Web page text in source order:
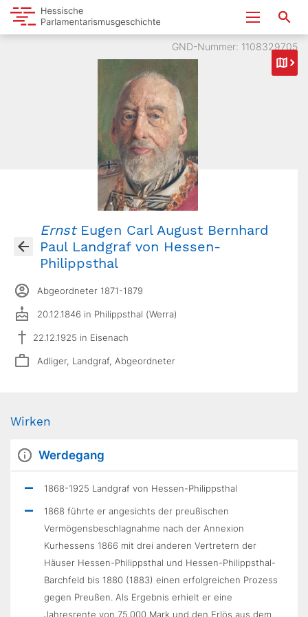
GND-Nummer: 1108329705
ErnstEugen Carl August Bernhard
Paul Landgraf von Hessen-
Philippsthal
Abgeordneter 1871-1879
20.12.1846 in Philippsthal (Werra)
22.12.1925 in Eisenach
Adliger, Landgraf, Abgeordneter
Wirken
Werdegang
1868-1925 Landgraf von Hessen-Philippsthal
1868 führte er angesichts der preußischen
Vermögensbeschlagnahme nach der Annexion
Kurhessens 1866 mit drei anderen Vertretern der
Häuser Hessen-Philippsthal und Hessen-Philippsthal-
Barchfeld bis 1880 (1883) einen erfolgreichen Prozess
gegen Preußen. Als Ergebnis erhielt er eine
Jahresrente von 75.000 Mark und den Erlös aus dem